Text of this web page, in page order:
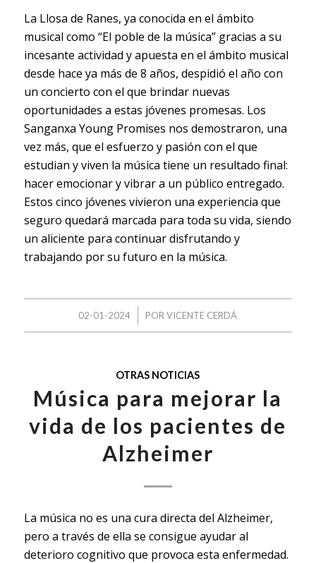
La Llosa de Ranes, ya conocida en el ámbito
musical como “El poble de la música” gracias a su
incesante actividad y apuesta en el ámbito musical
desde hace ya más de 8 años, despidió el año con
un concierto con el que brindar nuevas
oportunidades a estas jóvenes promesas. Los
Sanganxa Young Promises nos demostraron, una
vez más, que el esfuerzo y pasión con el que
estudian y viven la música tiene un resultado final:
hacer emocionar y vibrar a un público entregado.
Estos cinco jóvenes vivieron una experiencia que
seguro quedará marcada para toda su vida, siendo
un aliciente para continuar disfrutando y
trabajando por su futuro en la música.
02-01-2024
/ PORVICENTE CERDÁ
OTRAS NOTICIAS
Música para mejorar la
vida de los pacientes de
Alzheimer
La música no es una cura directa del Alzheimer,
pero a través de ella se consigue ayudar al
deterioro cognitivo que provoca esta enfermedad.